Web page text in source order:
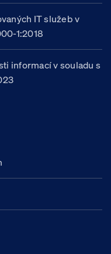
IT služeb v
1:2018
informací v souladu s